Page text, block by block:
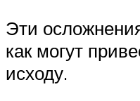
Эти
как могут
исходу.